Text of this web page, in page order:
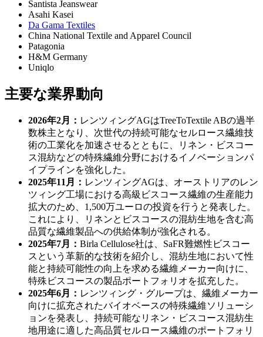
Santista Jeanswear
Asahi Kasei
Da Gama Textiles
China National Textile and Apparel Council
Patagonia
H&M Germany
Uniqlo
主要な業界動向
2026年2月： レンツィングAGはTreeToTextile ABの過半
数株主となり、次世代の持続可能なセルロース繊維技
術の工業化を加速させるとともに、リネン・ビスコー
ス混紡などの特殊繊維分野におけるイノベーションパ
イプラインを強化した。
2025年11月： レンツィングAGは、オーストリアのレン
ツィング工場における高級ビスコース繊維の生産能力
拡大のため、1,500万ユーロの投資を行うと発表した。
これにより、リネンとビスコースの混紡生地を含む高
品質な繊維製品への供給体制が強化される。
2025年7月： Birla Cellulose社は、SaFR難燃性ビスコー
スという革新的な技術を紹介し、混紡生地において性
能と持続可能性の向上を求める繊維メーカー向けに、
特殊ビスコースの製品ポートフォリオを拡充した。
2025年6月： レンツィング・グループは、繊維メーカー
向けに拡充されたバイオベースの特殊繊維ソリューシ
ョンを発表し、持続可能なリネン・ビスコース混紡生
地用途に適した高品質セルロース繊維のポートフォリ